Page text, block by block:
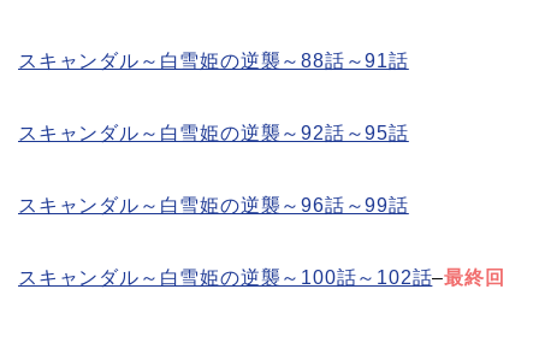
スキャンダル～白雪姫の逆襲～88話～91話
スキャンダル～白雪姫の逆襲～92話～95話
スキャンダル～白雪姫の逆襲～96話～99話
スキャンダル～白雪姫の逆襲～100話～102話–最終回